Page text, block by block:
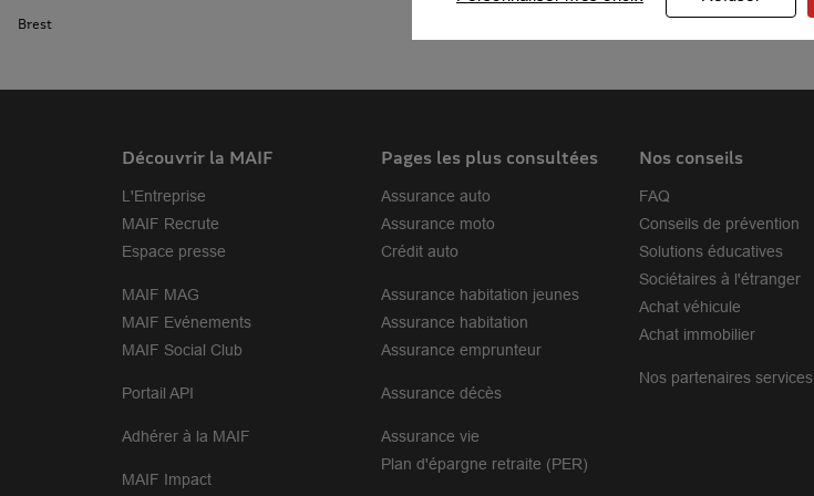
Brest
Découvrir la MAIF
L'Entreprise
MAIF Recrute
Espace presse
MAIF MAG
MAIF Evénements
MAIF Social Club
Portail API
Adhérer à la MAIF
MAIF Impact
Pages les plus consultées
Assurance auto
Assurance moto
Crédit auto
Assurance habitation jeunes
Assurance habitation
Assurance emprunteur
Assurance décès
Assurance vie
Plan d'épargne retraite (PER)
Nos conseils
FAQ
Conseils de prévention
Solutions éducatives
Sociétaires à l'étranger
Achat véhicule
Achat immobilier
Nos partenaires services